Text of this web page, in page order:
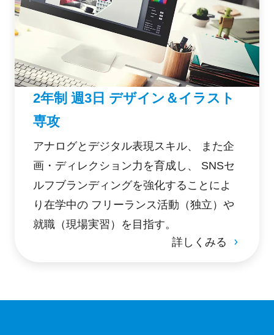
2年制 週3日 デザイン＆イラスト
専攻
アナログとデジタル表現スキル、 また企
画・ディレクション力を育成し、 SNSセ
ルフブランディングを強化することによ
り在学中の フリーランス活動（独立）や
就職（現場実習）を目指す。
詳しくみる